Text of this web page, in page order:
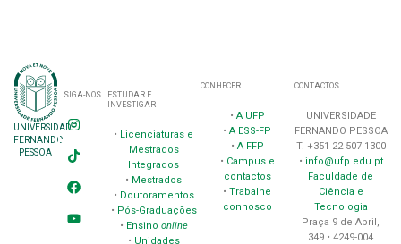
UNIVERSIDADE
FERNANDO
PESSOA
SIGA-NOS
ESTUDAR E
INVESTIGAR
• Licenciaturas e
Mestrados
Integrados
• Mestrados
• Doutoramentos
• Pós-Graduações
• Ensino online
• Unidades
CONHECER
• A UFP
•A ESS-FP
• A FFP
• Campus e
contactos
•Trabalhe
connosco
CONTACTOS
UNIVERSIDADE
FERNANDO PESSOA
T. +351 22 507 1300
• info@ufp.edu.pt
Faculdade de
Ciência e
Tecnologia
Praça 9 de Abril,
349 • 4249-004